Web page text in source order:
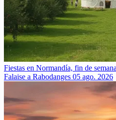
Fiestas en Normandía, fin de
Falaise a Rabodanges 05 ago. 2026